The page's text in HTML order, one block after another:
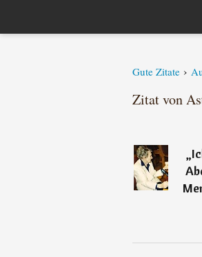
Gute Zitate ›
Zitat von
„